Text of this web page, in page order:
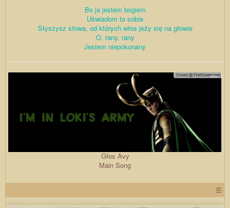
Bo ja jestem bogiem
Uświadom to sobie
Słyszysz słowa, od których włos jeży się na głowie
O, rany, rany
Jestem niepokonany
Głos Avy
Main Song
☰